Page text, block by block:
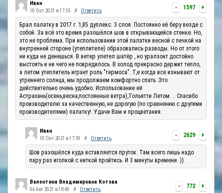
- 1597 +
Иван
10 Окт 2021 в 17:55 # Ответить
Брал палатку в 2017 г. 1,85 дуплекс. 3 слоя. Постоянно её беру везде с
собой. За всё это время разошёлся шов в открывающейся стенке. Но,
это не проблема. При использовании этой палатки весной с печкой на
внутренней стороне (утеплителе) образовались разводы. Но от этого
ни куда не денешься. В ветер улетел шатёр , но уралзонт достойно
выстоять и ни чего не повредилось. В холод прекрасно держит тепло,
а летом утеплитель играет роль "термоса". Т,е когда все изнывают от
утреннего солнца, мы продолжаем комфортно спать .Это
действительно очень удобно. Использование её
Астрахань(осень,весна,постоянные ветра),Тольятти Летом. .. Спасибо
производителю за качественную, не дорогую (по сравнению с другими
производителями) палатку!. Удачи Вам и процветания.
- 2629 +
Иван
10 Окт 2021 в 17:59 # Ответить
Шов разошёлся куда вставляется пруток. Там всего лишь надо
пару раз иголкой с ниткой пройтись. И 3 минуты времени. ))
- 772 +
Валентина Владимировна Котова
06 Авг 2021 в 18:40 # Ответить